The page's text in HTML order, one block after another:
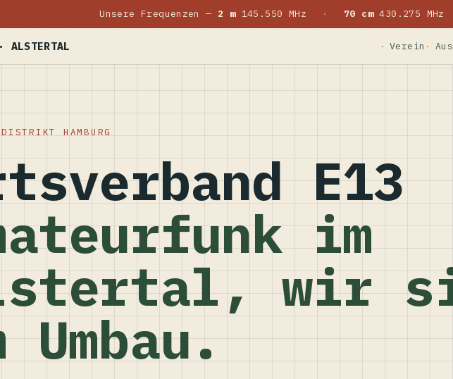
Unsere Frequenzen — 2 m145.550 MHz · 70 cm430.275 MHz
ALSTERTAL Verein
HAMBURG
E13
im
wir
Umbau.